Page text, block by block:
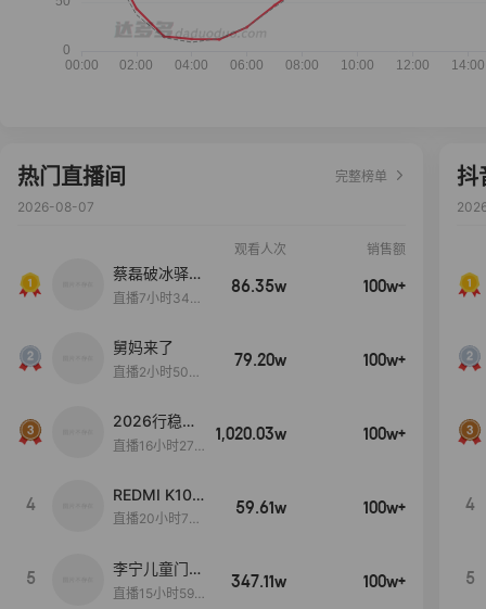
热门直播间
完整榜单
2026-08-07
观看人次 销售额
蔡磊破冰驿站
直播间好物分
直播7小时34分
86.35w 100w+
舅妈来了
直播2小时50分
79.20w 100w+
2026行稳致
远
直播16小时27
1,020.03w 100w+
4
REDMI K100
Pro系列新品
启！
直播20小时7分
59.61w 100w+
5
李宁儿童门店
爆款赤兔8pr
直播15小时59
347.11w 100w+
抖
4
5